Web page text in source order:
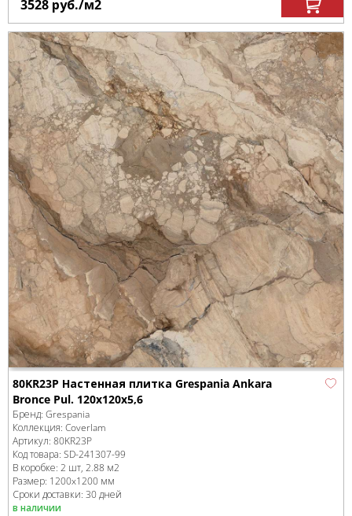
3528 руб./м2
80KR23P Настенная плитка Grespania Ankara
Bronce Pul. 120x120x5,6
Бренд: Grespania
Коллекция: Coverlam
Артикул: 80KR23P
Код товара: SD-241307-99
В коробке: 2 шт, 2.88 м2
Размер: 1200x1200 мм
Сроки доставки: 30 дней
в наличии